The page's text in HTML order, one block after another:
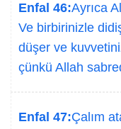
Enfal 46:Ayrıca
Ve birbirinizle
düşer ve
çünkü Allah
Enfal 47:Çalım